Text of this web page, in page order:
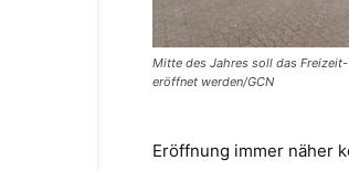
Mitte des Jahres soll das
eröffnet werden/GCN
Eröffnung immer näher